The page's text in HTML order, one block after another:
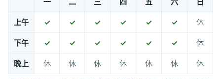
上午 ✓ ✓ ✓ ✓ ✓ ✓ 休
下午 ✓ ✓ ✓ ✓ ✓ ✓ 休
晚上 休 休 休 休 休 休 休